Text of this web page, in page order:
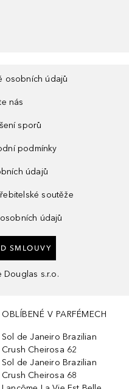
osobních údajů
nás
sporů
podmínky
údajů
soutěže
údajů
SMLOUVY
Douglas s.r.o.
OBLÍBENÉ V PARFÉMECH
Sol de Janeiro Brazilian
Crush Cheirosa 62
Sol de Janeiro Brazilian
Crush Cheirosa 68